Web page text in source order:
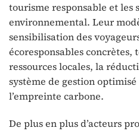
tourisme responsable et les
environnemental. Leur
sensibilisation des
écoresponsables concrètes,
ressources locales, la
système de gestion
l’empreinte carbone.
De plus en plus d’acteurs